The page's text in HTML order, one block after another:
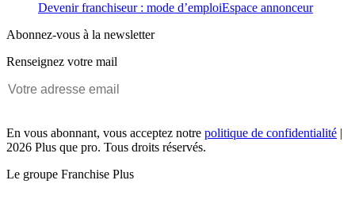
Devenir franchiseur : mode d’emploiEspace annonceur
Abonnez-vous à la newsletter
Renseignez votre mail
En vous abonnant, vous acceptez notre politique de confidentialité |
2026 Plus que pro. Tous droits réservés.
Le groupe Franchise Plus